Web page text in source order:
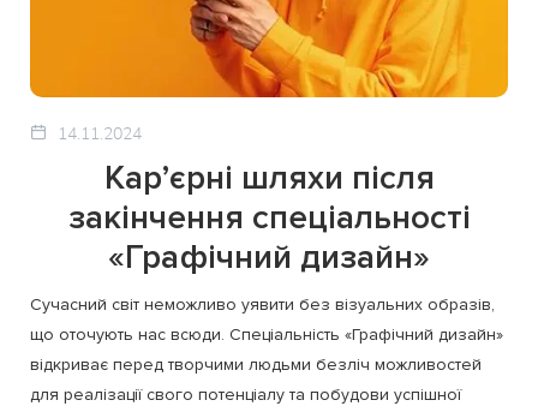
14.11.2024
Кар’єрні шляхи після
закінчення спеціальності
«Графічний дизайн»
Сучасний світ неможливо уявити без візуальних образів,
що оточують нас всюди. Спеціальність «Графічний дизайн»
відкриває перед творчими людьми безліч можливостей
для реалізації свого потенціалу та побудови успішної